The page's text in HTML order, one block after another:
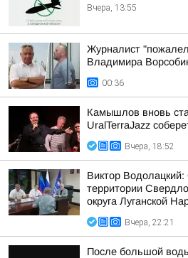
Вчера, 13:55
Журналист
Владимира
00:36
Камышлов вновь
UralTerraJazz
Вчера, 18:52
Виктор
территории
округа Луганской
Вчера, 22:21
После большой